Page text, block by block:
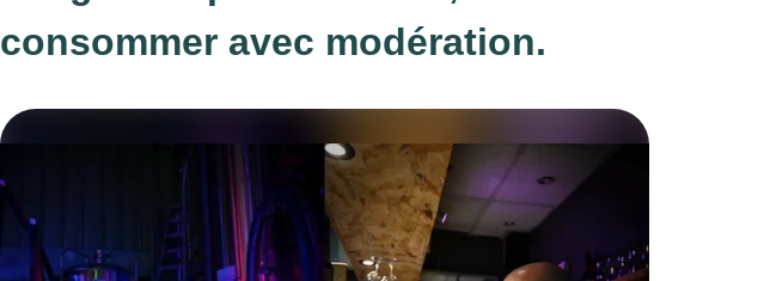
consommer avec modération.